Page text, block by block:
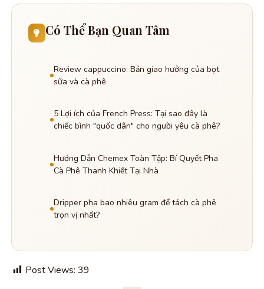
Có Thể Bạn Quan Tâm
Review cappuccino: Bản giao hưởng của bọt
sữa và cà phê
5 Lợi ích của French Press: Tại sao đây là
chiếc bình "quốc dân" cho người yêu cà phê?
Hướng Dẫn Chemex Toàn Tập: Bí Quyết Pha
Cà Phê Thanh Khiết Tại Nhà
Dripper pha bao nhiêu gram để tách cà phê
trọn vị nhất?
Post Views: 39